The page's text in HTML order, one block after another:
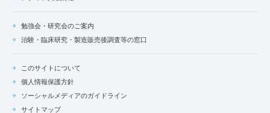
勉強会・研究会のご案内
治験・臨床研究・製造販売後調査等の窓口
このサイトについて
個人情報保護方針
ソーシャルメディアのガイドライン
サイトマップ